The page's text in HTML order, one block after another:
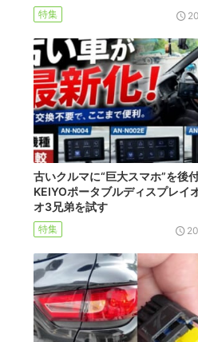
特集
古いクルマに“巨大スマホ”を後
KEIYOポータブルディスプレイ
オ3兄弟を試す
特集